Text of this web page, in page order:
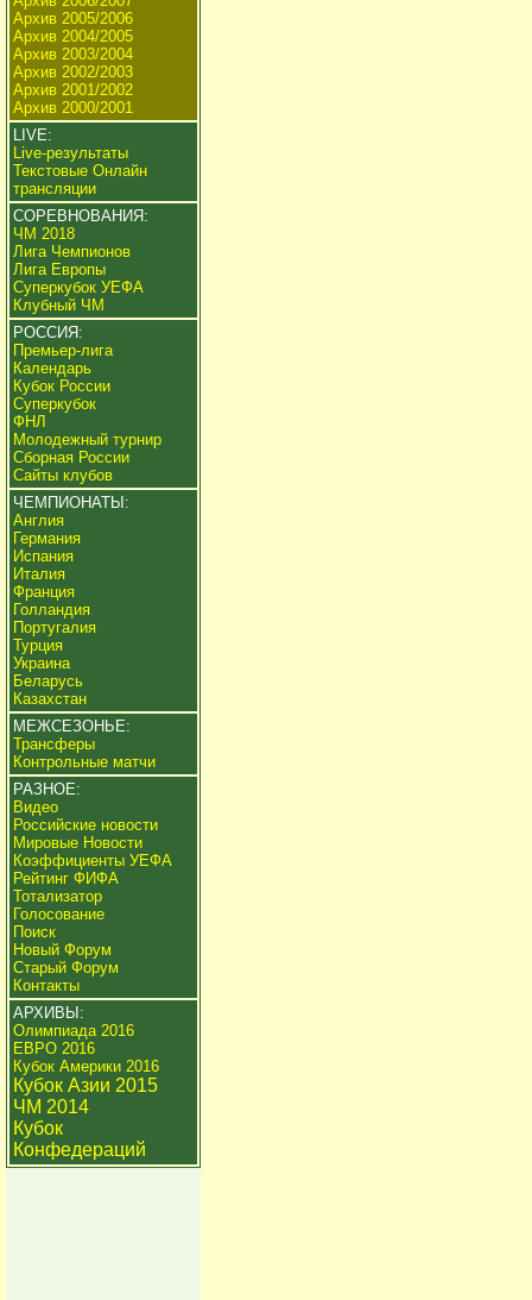
Архив 2005/2006
Архив 2004/2005
Архив 2003/2004
Архив 2002/2003
Архив 2001/2002
Архив 2000/2001
LIVE:
Live-результаты
Текстовые Онлайн
трансляции
СОРЕВНОВАНИЯ:
ЧМ 2018
Лига Чемпионов
Лига Европы
Суперкубок УЕФА
Клубный ЧМ
РОССИЯ:
Премьер-лига
Календарь
Кубок России
Суперкубок
ФНЛ
Молодежный турнир
Сборная России
Сайты клубов
ЧЕМПИОНАТЫ:
Англия
Германия
Испания
Италия
Франция
Голландия
Португалия
Турция
Украина
Беларусь
Казахстан
МЕЖСЕЗОНЬЕ:
Трансферы
Контрольные матчи
РАЗНОЕ:
Видео
Российские новости
Мировые Новости
Коэффициенты УЕФА
Рейтинг ФИФА
Тотализатор
Голосование
Поиск
Новый Форум
Старый Форум
Контакты
АРХИВЫ:
Олимпиада 2016
ЕВРО 2016
Кубок Америки 2016
Кубок Азии 2015
ЧМ 2014
Кубок
Конфедераций